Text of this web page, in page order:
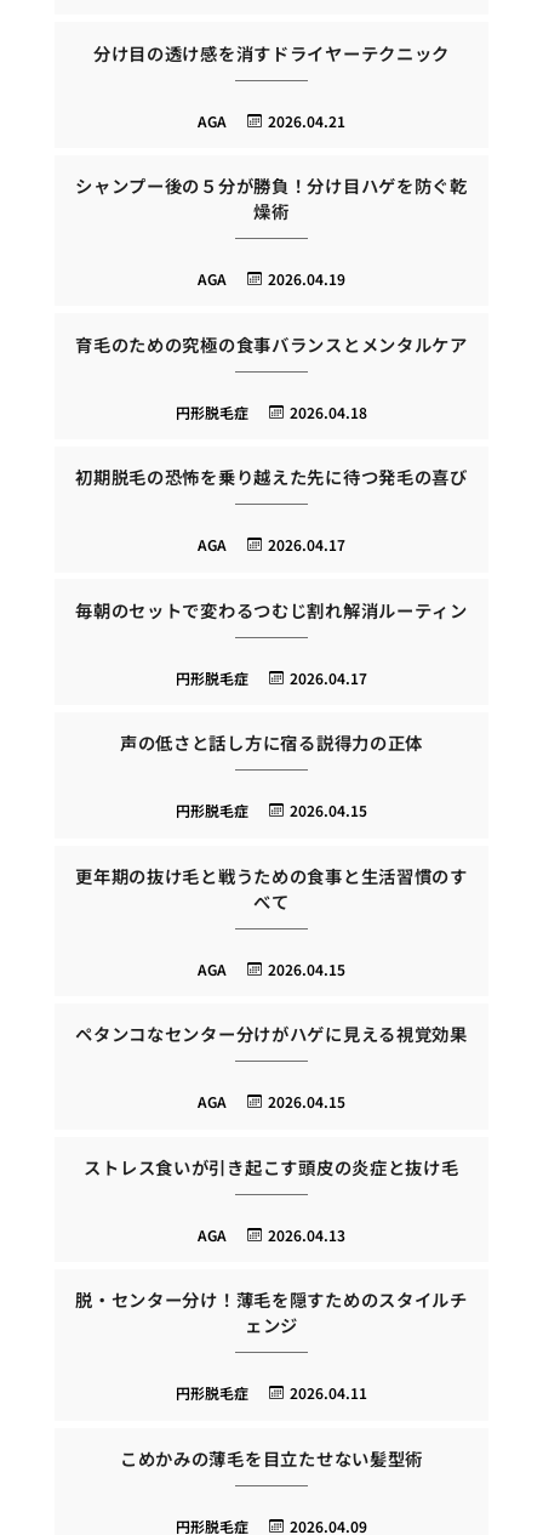
分け目の透け感を消すドライヤーテクニック
2026.04.21
AGA
シャンプー後の５分が勝負！分け目ハゲを防ぐ乾
燥術
2026.04.19
AGA
育毛のための究極の食事バランスとメンタルケア
2026.04.18
円形脱毛症
初期脱毛の恐怖を乗り越えた先に待つ発毛の喜び
2026.04.17
AGA
毎朝のセットで変わるつむじ割れ解消ルーティン
2026.04.17
円形脱毛症
声の低さと話し方に宿る説得力の正体
2026.04.15
円形脱毛症
更年期の抜け毛と戦うための食事と生活習慣のす
べて
2026.04.15
AGA
ペタンコなセンター分けがハゲに見える視覚効果
2026.04.15
AGA
ストレス食いが引き起こす頭皮の炎症と抜け毛
2026.04.13
AGA
脱・センター分け！薄毛を隠すためのスタイルチ
ェンジ
2026.04.11
円形脱毛症
こめかみの薄毛を目立たせない髪型術
2026.04.09
円形脱毛症